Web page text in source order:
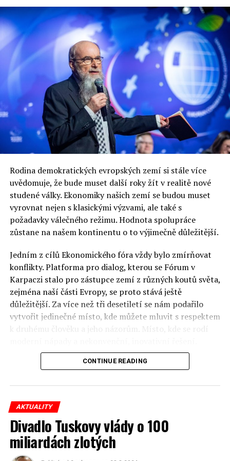
Jaromír Piskoř
redaktor a editor polskodnes.cz
Rodina demokratických evropských zemí si stále více
uvědomuje, že bude muset další roky žít v realitě nové
studené války. Ekonomiky našich zemí se budou muset
vyrovnat nejen s klasickými výzvami, ale také s
požadavky válečného režimu. Hodnota spolupráce
zůstane na našem kontinentu o to výjimečně důležitější.
Jedním z cílů Ekonomického fóra vždy bylo zmírňovat
konflikty. Platforma pro dialog, kterou se Fórum v
Karpaczi stalo pro zástupce zemí z různých koutů světa,
zejména naší části Evropy, se proto stává ještě
důležitější. Za více než tři desetiletí se nám podařilo
vytvořit jedinečné místo, kde můžete mluvit s respektem
k druhému člověku a jeho názorům. Místo, kde se rodí
Polsko musí mít instituce, jejichž horizont činnosti je
politický tým. Pouze to vám dává šanci skutečně řešit
problémy. Hosty Fóra jsou prezidenti, předsedové vlád,
ministři, politici a představitelé samosprávy, prezidenti
korporací, lidé z kultury, renomovaní vědci, novináři a
zástupci nevládních organizací.
CONTINUE READING
AKTUALITY
Divadlo Tuskovy vlády o 100
miliardách zlotých